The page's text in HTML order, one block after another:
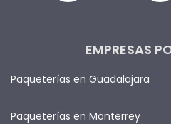
EMPRESAS
Paqueterías en Guadalajara
Paqueterías en Monterrey